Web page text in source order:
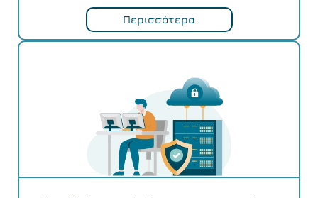
Περισσότερα